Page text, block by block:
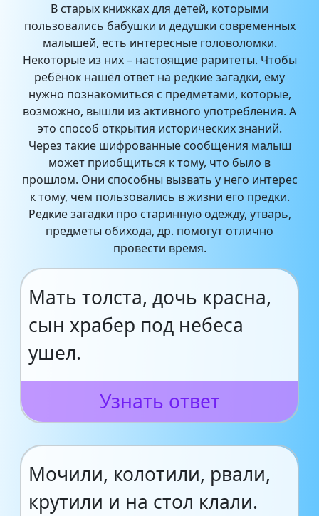
В старых книжках для детей, которыми
пользовались бабушки и дедушки современных
малышей, есть интересные головоломки.
Некоторые из них – настоящие раритеты. Чтобы
ребёнок нашёл ответ на редкие загадки, ему
нужно познакомиться с предметами, которые,
возможно, вышли из активного употребления. А
это способ открытия исторических знаний.
Через такие шифрованные сообщения малыш
может приобщиться к тому, что было в
прошлом. Они способны вызвать у него интерес
к тому, чем пользовались в жизни его предки.
Редкие загадки про старинную одежду, утварь,
предметы обихода, др. помогут отлично
провести время.
Мать толста, дочь красна,
сын храбер под небеса
ушел.
Узнать ответ
Мочили, колотили, рвали,
крутили и на стол клали.